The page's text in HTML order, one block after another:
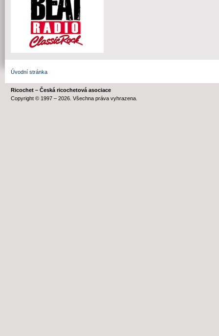
Úvodní stránka
Ricochet – Česká ricochetová asociace
Copyright © 1997 – 2026. Všechna práva vyhrazena.